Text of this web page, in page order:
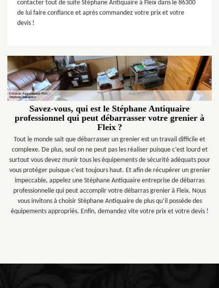
contacter tout de suite Stéphane Antiquaire à Fleix dans le 86300
de lui faire confiance et après commandez votre prix et votre
devis !
Savez-vous, qui est le Stéphane Antiquaire
professionnel qui peut débarrasser votre grenier à
Fleix ?
Tout le monde sait que débarrasser un grenier est un travail difficile et
complexe. De plus, seul on ne peut pas les réaliser puisque c’est lourd et
surtout vous devez munir tous les équipements de sécurité adéquats pour
vous protéger puisque c’est toujours haut. Et afin de récupérer un grenier
impeccable, appelez une Stéphane Antiquaire entreprise de débarras
professionnelle qui peut accomplir votre débarras grenier à Fleix. Nous
vous invitons à choisir Stéphane Antiquaire de plus qu’il possède des
équipements appropriés. Enfin, demandez vite votre prix et votre devis !